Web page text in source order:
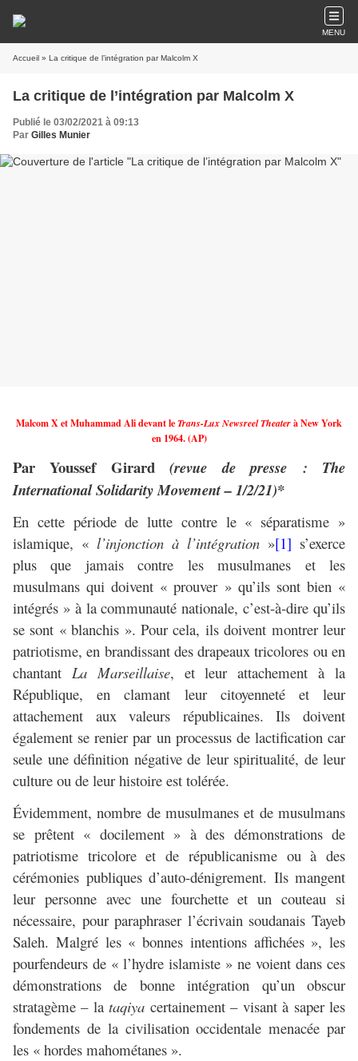
MENU
Accueil » La critique de l’intégration par Malcolm X
La critique de l’intégration par Malcolm X
Publié le 03/02/2021 à 09:13
Par Gilles Munier
Malcom X et Muhammad Ali devant leTrans-Lux Newsreel Theaterà New York
en 1964. (AP)
Par Youssef Girard(revue de presse : The
International Solidarity Movement – 1/2/21)*
En cette période de lutte contre le « séparatisme »
islamique, « l’injonction à l’intégration »[1] s’exerce
plus que jamais contre les musulmanes et les
musulmans qui doivent « prouver » qu’ils sont bien «
intégrés » à la communauté nationale, c’est-à-dire qu’ils
se sont « blanchis ». Pour cela, ils doivent montrer leur
patriotisme, en brandissant des drapeaux tricolores ou en
chantant La Marseillaise, et leur attachement à la
République, en clamant leur citoyenneté et leur
attachement aux valeurs républicaines. Ils doivent
également se renier par un processus de lactification car
seule une définition négative de leur spiritualité, de leur
culture ou de leur histoire est tolérée.
Évidemment, nombre de musulmanes et de musulmans
se prêtent « docilement » à des démonstrations de
patriotisme tricolore et de républicanisme ou à des
cérémonies publiques d’auto-dénigrement. Ils mangent
leur personne avec une fourchette et un couteau si
nécessaire, pour paraphraser l’écrivain soudanais Tayeb
Saleh. Malgré les « bonnes intentions affichées », les
pourfendeurs de « l’hydre islamiste » ne voient dans ces
démonstrations de bonne intégration qu’un obscur
stratagème – lataqiya certainement – visant à saper les
fondements de la civilisation occidentale menacée par
les « hordes mahométanes ».